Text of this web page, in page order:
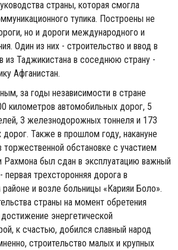
страны, которая смогла
тупика. Построены не
но и дороги международного и
Один из них - строительство и ввод в
из Таджикистана в соседнюю страну -
Афганистан.
за годы независимости в стране
километров автомобильных дорог, 5
3 железнодорожных тоннеля и 173
Также в прошлом году, накануне
торжественной обстановке с участием
был сдан в эксплуатацию важный
трехсторонняя дорога в
и возле больницы «Карияи Боло».
страны на момент обретения
энергетической
к счастью, добился славный народ
строительство малых и крупных